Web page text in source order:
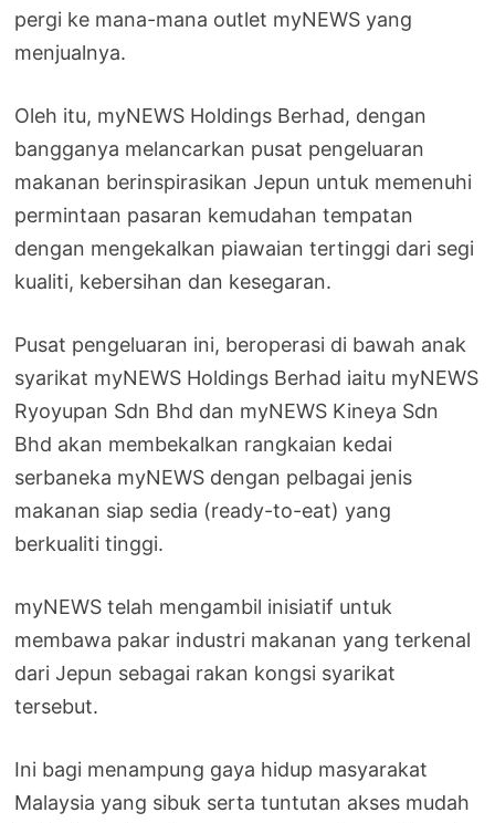
pergi ke mana-mana outlet myNEWS yang
menjualnya.
Oleh itu, myNEWS Holdings Berhad, dengan
bangganya melancarkan pusat pengeluaran
makanan berinspirasikan Jepun untuk memenuhi
permintaan pasaran kemudahan tempatan
dengan mengekalkan piawaian tertinggi dari segi
kualiti, kebersihan dan kesegaran.
Pusat pengeluaran ini, beroperasi di bawah anak
syarikat myNEWS Holdings Berhad iaitu myNEWS
Ryoyupan Sdn Bhd dan myNEWS Kineya Sdn
Bhd akan membekalkan rangkaian kedai
serbaneka myNEWS dengan pelbagai jenis
makanan siap sedia (ready-to-eat) yang
berkualiti tinggi.
myNEWS telah mengambil inisiatif untuk
membawa pakar industri makanan yang terkenal
dari Jepun sebagai rakan kongsi syarikat
tersebut.
Ini bagi menampung gaya hidup masyarakat
Malaysia yang sibuk serta tuntutan akses mudah